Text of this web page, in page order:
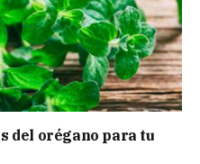
del orégano para tu